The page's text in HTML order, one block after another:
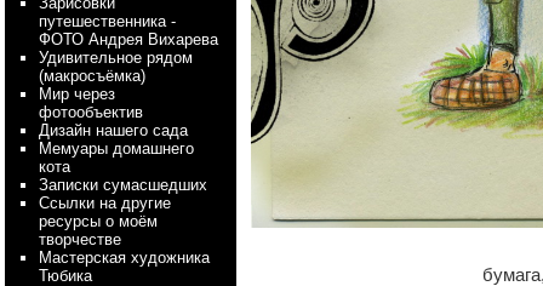
путешественника -
ФОТО Андрея Вихарева
Удивительное рядом
(макросъёмка)
Мир через
фотообъектив
Дизайн нашего сада
Мемуары домашнего
кота
Записки сумасшедших
Ссылки на другие
ресурсы о моём
творчестве
Мастерская художника
Тюбика